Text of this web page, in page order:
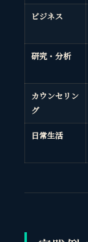
ビジネス
研究・分析
カウンセリン
グ
日常生活